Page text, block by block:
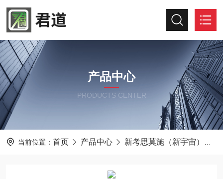
产品中心
PRODUCTS CENTER
当前位置： 首页 产品中心 新考思莫施（新宇宙）